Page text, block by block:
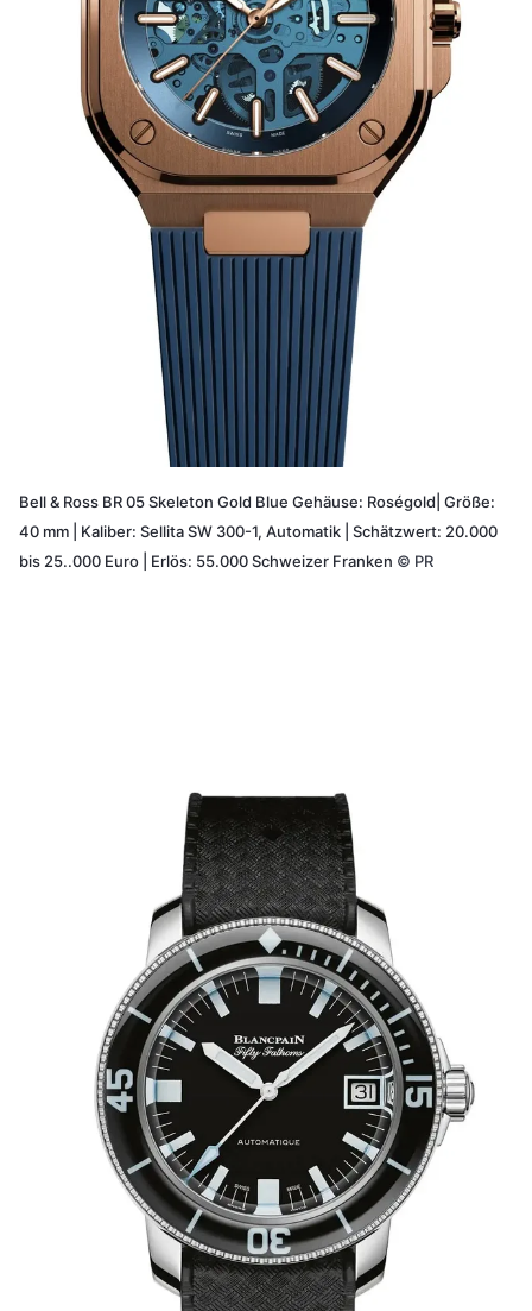
Bell & Ross BR 05 Skeleton Gold Blue Gehäuse: Roségold| Größe:
40 mm | Kaliber: Sellita SW 300-1, Automatik | Schätzwert: 20.000
bis 25..000 Euro | Erlös: 55.000 Schweizer Franken © PR